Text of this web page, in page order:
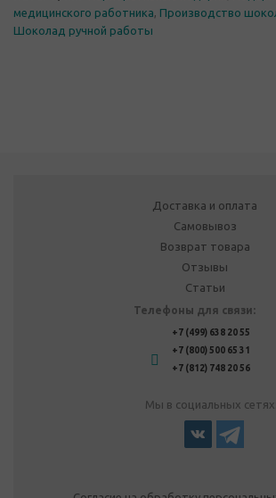
медицинского работника, Производство
Шоколад ручной работы
Доставка и оплата
Самовывоз
Возврат товара
Отзывы
Статьи
Телефоны для связи:
+7 (499) 638 20 55
+7 (800) 500 65 31
+7 (812) 748 20 56
Мы в социальных сетях: